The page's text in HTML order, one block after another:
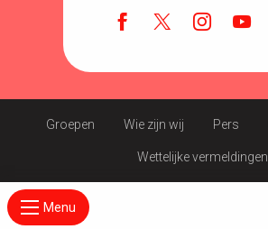
Menu
Groepen Wie zijn wij Pers
Wettelijke vermeldingen